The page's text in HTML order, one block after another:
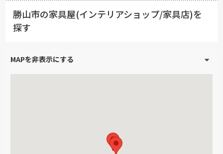
勝山市の家具屋(インテリアショップ/家具店)を
探す